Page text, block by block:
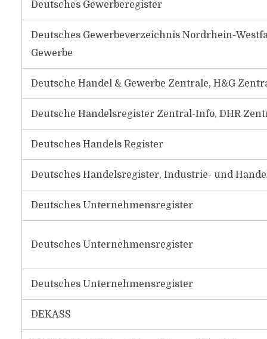
Deutsches Gewerberegister
Deutsches Gewerbeverzeichnis Nordrhein-
Gewerbe
Deutsche Handel & Gewerbe Zentrale, H&G
Deutsche Handelsregister Zentral-Info, DHR
Deutsches Handels Register
Deutsches Handelsregister, Industrie- und
Deutsches Unternehmensregister
Deutsches Unternehmensregister
Deutsches Unternehmensregister
DEKASS